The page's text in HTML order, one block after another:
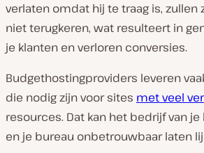
verlaten omdat hij te traag is, zullen
niet terugkeren, wat resulteert in
je klanten en verloren conversies.
Budgethostingproviders leveren
die nodig zijn voor sites met veel
resources. Dat kan het bedrijf van
en je bureau onbetrouwbaar laten